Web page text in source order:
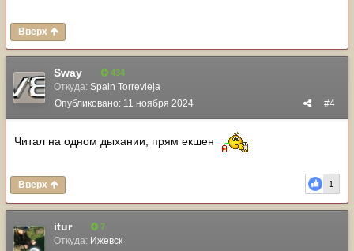
Вверх
Sway 434
Откуда: Spain Torrevieja
#4
Опубликовано: 11 ноября 2024
Читал на одном дыхании, прям екшен
1
Вверх
itur 7
Откуда: Ижевск